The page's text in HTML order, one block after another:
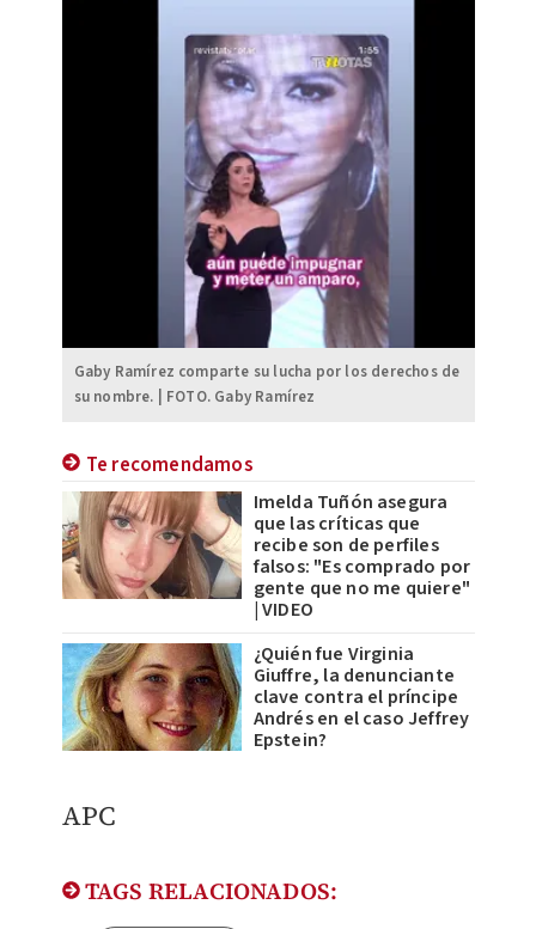
Gaby Ramírez comparte su lucha por los derechos de
su nombre. | FOTO. Gaby Ramírez
Te recomendamos
Imelda Tuñón asegura
que las críticas que
recibe son de perfiles
falsos: "Es comprado por
gente que no me quiere"
| VIDEO
¿Quién fue Virginia
Giuffre, la denunciante
clave contra el príncipe
Andrés en el caso Jeffrey
Epstein?
APC
TAGS RELACIONADOS: